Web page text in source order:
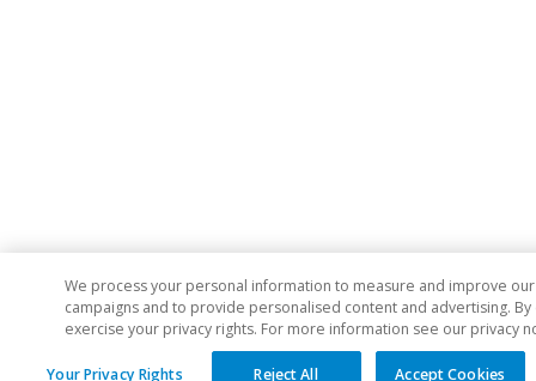
We process your personal information to measure and improve
campaigns and to provide personalised content and advertising.
exercise your privacy rights. For more information see our privacy
Your Privacy Rights Reject All Accept Cookies